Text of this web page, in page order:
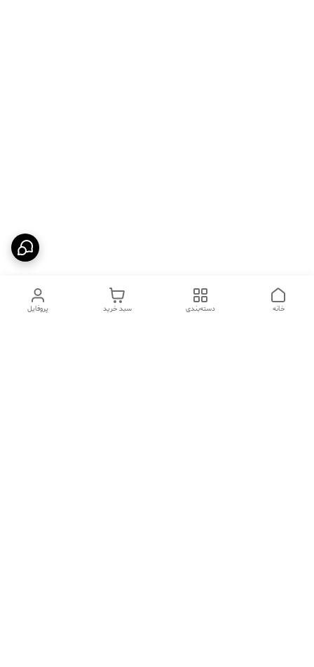
پروفایل سبد خرید دسته‌بندی خانه